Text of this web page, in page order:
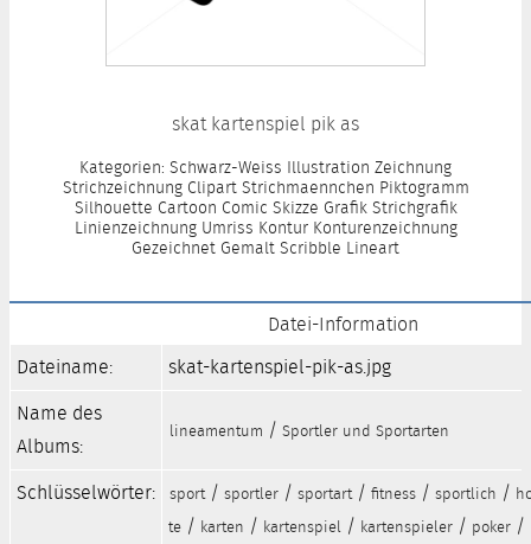
skat kartenspiel pik as
Kategorien: Schwarz-Weiss Illustration Zeichnung
Strichzeichnung Clipart Strichmaennchen Piktogramm
Silhouette Cartoon Comic Skizze Grafik Strichgrafik
Linienzeichnung Umriss Kontur Konturenzeichnung
Gezeichnet Gemalt Scribble Lineart
Datei-Information
Dateiname:
skat-kartenspiel-pik-as.jpg
Name des
Albums:
lineamentum / Sportler und Sportarten
Schlüsselwörter: sport/ sportler / sportart/ fitness / sportlich /
te / karten / kartenspiel / kartenspieler / poker /